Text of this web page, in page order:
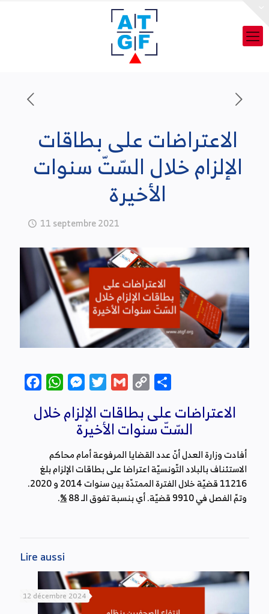
الاعتراضات على بطاقات
الإلزام خلال السّتّ سنوات
الأخيرة
11 septembre 2021
FacebookWhatsAppMessengerTwitterGmail
Copy
الاعتراضات على بطاقات الإلزام خلال
السّتّ سنوات الأخيرة
أفادت وزارة العدل أنّعدد القضايا المرفوعة أمام محاكم
الاستئناف بالبلاد التّونسيّة اعتراضا على بطاقات الإلزام بلغ
11216 قضيّة خلال الفترة الممتدّة بين سنوات
2014 و 2020.
وتمّ الفصل في 9910 قضيّة. أي بنسبة تفوق الـ 88
%
.
Lire aussi
12 décembre 2024